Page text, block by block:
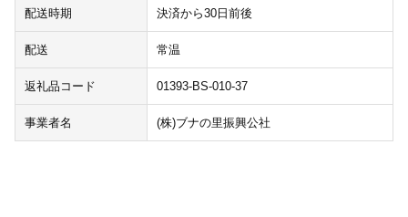
配送時期 決済から30日前後
配送 常温
返礼品コード 01393-BS-010-37
事業者名 (株)ブナの里振興公社